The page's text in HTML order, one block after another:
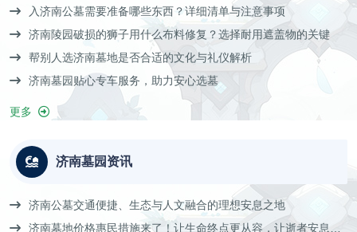
入济南公墓需要准备哪些东西？详细清单与注意事项
济南陵园破损的狮子用什么布料修复？选择耐用遮盖物的关键
帮别人选济南墓地是否合适的文化与礼仪解析
济南墓园贴心专车服务，助力安心选墓
更多
济南墓园资讯
济南公墓交通便捷、生态与人文融合的理想安息之地
济南墓地价格惠民措施来了！让生命终点更从容，让逝者安息更